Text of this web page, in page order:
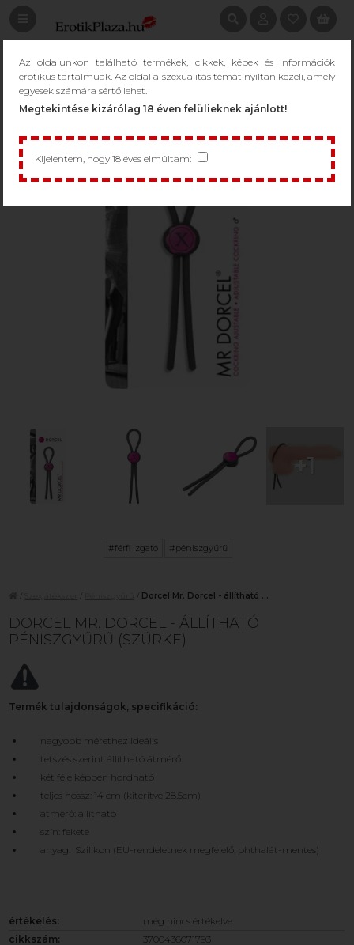
Az oldalunkon található termékek, cikkek, képek és információk
erotikus tartalmúak. Az oldal a szexualitás témát nyíltan kezeli, amely
egyesek számára sértő lehet.
Megtekintése kizárólag 18 éven felülieknek ajánlott!
Kijelentem, hogy 18 éves elmúltam:
+1
#férfi izgató #péniszgyűrű
Dorcel Mr. Dorcel - állítható ...
DORCEL MR. DORCEL - ÁLLÍTHATÓ
PÉNISZGYŰRŰ (SZÜRKE)
Termék tulajdonságok, specifikáció:
nagyobb mérethez ideális
tetszés szerint állítható átmérő
két féle képpen hordható
teljes hossz: 14 cm (kiterítve 28,5cm)
átmérő: állítható
szín: fekete
anyag: Szilikon (EU-rendeletnek megfelelő, phthalát-mentes)
értékelés:
még nincs értékelve
cikkszám:
3700436071793